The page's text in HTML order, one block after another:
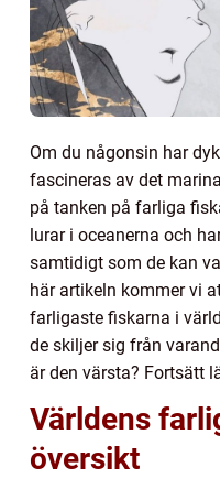
Om du någonsin har
fascineras av det
på tanken på farliga
lurar i oceanerna och
samtidigt som de kan
här artikeln kommer vi
farligaste fiskarna i
de skiljer sig från
är den värsta? Fortsätt
Världens
översikt